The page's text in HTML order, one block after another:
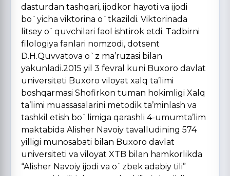
dasturdan tashqari, ijodkor hayoti va ijodi
bo`yicha viktorina o`tkazildi. Viktorinada
litsey o`quvchilari faol ishtirok etdi. Tadbirni
filologiya fanlari nomzodi, dotsent
D.H.Quvvatova o`z ma’ruzasi bilan
yakunladi.2015 yil 3 fevral kuni Buxoro davlat
universiteti Buxoro viloyat xalq ta’limi
boshqarmasi Shofirkon tuman hokimligi Xalq
ta’limi muassasalarini metodik ta’minlash va
tashkil etish bo`limiga qarashli 4-umumta’lim
maktabida Alisher Navoiy tavalludining 574
yilligi munosabati bilan Buxoro davlat
universiteti va viloyat XTB bilan hamkorlikda
“Alisher Navoiy ijodi va o`zbek adabiy tili”